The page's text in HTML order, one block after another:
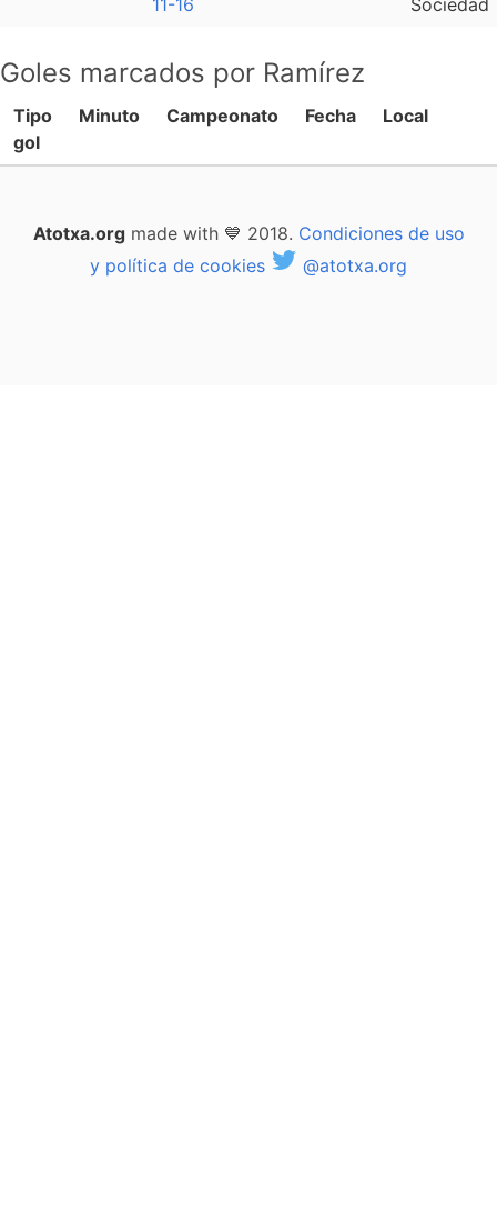
11-16 Sociedad
Goles marcados por Ramírez
Tipo
gol
Minuto Campeonato Fecha Local
Atotxa.orgmade with 💙 2018. Condiciones de uso
y política de cookies
@atotxa.org